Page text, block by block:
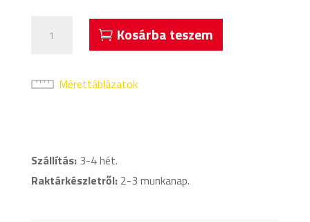
Atlantis
Mez
Kosárba teszem
Mérettáblázatok
Szállítás:3-4 hét.
Raktárkészletről:2-3 munkanap.